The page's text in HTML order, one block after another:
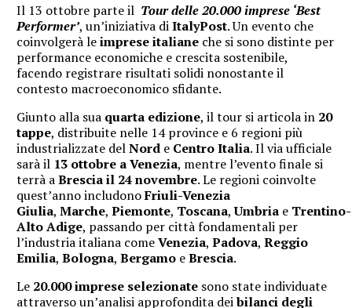
Il 13 ottobre parte il Tour delle 20.000 imprese ‘Best
Performer’, un’iniziativa diItalyPost. Un evento che
coinvolgerà leimprese italiane che si sono distinte per
performance economiche e crescita sostenibile,
facendo registrare risultati solidi nonostante il
contesto macroeconomico sfidante.
Giunto alla sua quarta edizione, il tour si articola in 20
tappe, distribuite nelle 14 province e 6 regioni più
industrializzate delNord e Centro Italia. Il via ufficiale
sarà il 13 ottobre a Venezia, mentre l’evento finale si
terrà aBrescia il 24 novembre. Le regioni coinvolte
quest’anno includonoFriuli-Venezia
Giulia,Marche,Piemonte, Toscana,Umbria e Trentino-
Alto Adige, passando per città fondamentali per
l’industria italiana comeVenezia,Padova,Reggio
Emilia,Bologna,Bergamo eBrescia.
Le 20.000 imprese selezionate sono state individuate
attraverso un’analisi approfondita deibilanci degli